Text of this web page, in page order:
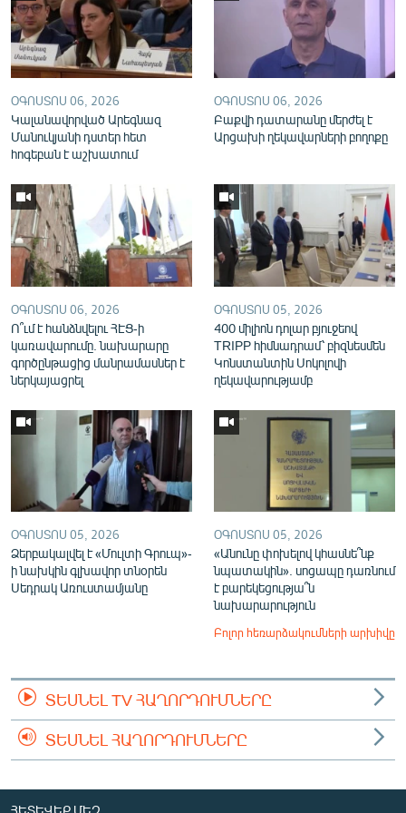
English
Русский
ՀԵՏԵՎԵՔ ՄԵԶ
«Ազատության» բոլոր կայքերը
ՕԳՈՍՏՈՍ 06, 2026
Կալանավորված Արեգնազ
Մանուկյանի դստեր հետ
հոգեբան է աշխատում
ՕԳՈՍՏՈՍ 06, 2026
Բաքվի դատարանը մերժել է
Արցախի ղեկավարների բողոքը
ՕԳՈՍՏՈՍ 06, 2026
Ո՞ւմ է հանձնվելու ՀԷՑ-ի
կառավարումը. նախարարը
գործընթացից մանրամասներ է
ներկայացրել
ՕԳՈՍՏՈՍ 05, 2026
400 միլիոն դոլար բյուջեով
TRIPP հիմնադրամ՝ բիզնեսմեն
Կոնստանտին Սոկոլովի
ղեկավարությամբ
ՕԳՈՍՏՈՍ 05, 2026
Ձերբակալվել է «Մուլտի Գրուպ»-
ի նախկին գլխավոր տնօրեն
Սեդրակ Առուստամյանը
ՕԳՈՍՏՈՍ 05, 2026
«Անունը փոխելով կհասնե՞նք
նպատակին». սոցապը դառնում
է բարեկեցությա՞ն
նախարարություն
Բոլոր հեռարձակումների արխիվը
ՏԵՍՆԵԼ TV ՀԱՂՈՐԴՈՒՄՆԵՐԸ
ՏԵՍՆԵԼ ՀԱՂՈՐԴՈՒՄՆԵՐԸ
ՀԵՏԵՎԵՔ ՄԵԶ